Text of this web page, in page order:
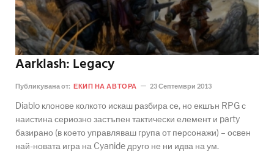
Aarklash: Legacy
Публикувана от: ЕКИП НА АВТОРА 23 Септември 2013
Diablo клонове колкото искаш разбира се, но екшън RPG с
наистина сериозно застъпен тактически елемент и party
базирано (в което управляваш група от персонажи) – освен
най-новата игра на Cyanide друго не ни идва на ум.